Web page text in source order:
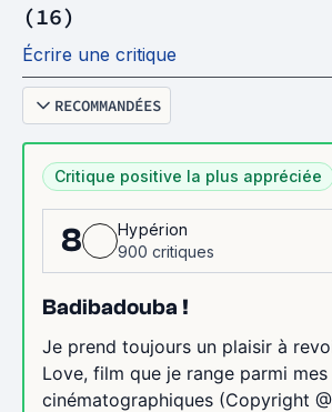
(16)
Écrire une critique
RECOMMANDÉES
Critique positive la plus appréciée
8
Hypérion
900 critiques
Badibadouba !
Je prend toujours un plaisir à
Love, film que je range parmi
cinématographiques (Copyright